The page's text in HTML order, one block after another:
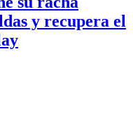
y recupera el